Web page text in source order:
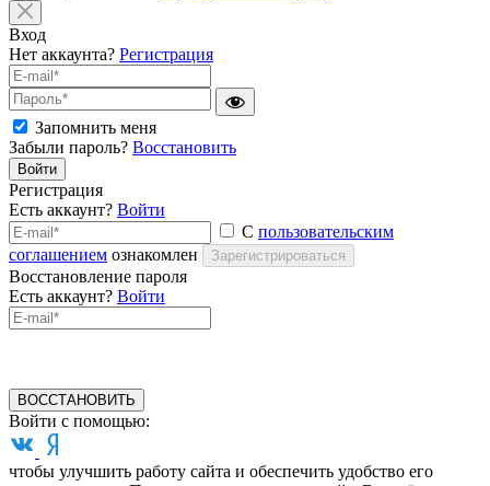
Вход
Нет аккаунта? Регистрация
Запомнить меня
Забыли пароль? Восстановить
Войти
Регистрация
Есть аккаунт? Войти
С пользовательским
соглашением ознакомлен Зарегистрироваться
Восстановление пароля
Есть аккаунт? Войти
ВОССТАНОВИТЬ
Войти с помощью:
чтобы улучшить работу сайта и обеспечить удобство его